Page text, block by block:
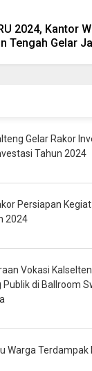
2024, Kantor
Tengah Gelar
Gelar Rakor
Tahun 2024
Persiapan
2024
Vokasi
di Ballroom
Warga Terdampak